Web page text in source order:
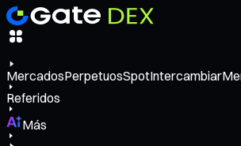
MercadosPerpetuosSpotIntercambiar
Referidos
Más